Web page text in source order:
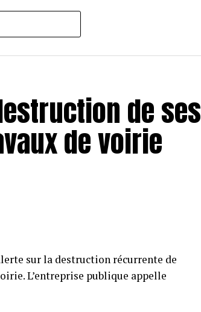
de ses
de voirie
sur la destruction récurrente de
L’entreprise publique appelle